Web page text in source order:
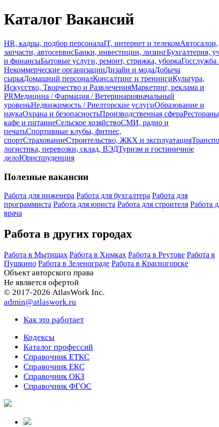
Каталог Вакансий
HR, кадры, подбор персоналаIT, интернет и телекомАвтосалон,
запчасти, автосервисБанки, инвестиции, лизингБухгалтерия,
и финансыБытовые услуги, ремонт, стрижка, уборкаГосслужба
Некоммерческие организацииДизайн и модаДобыча
сырьяДомашний персоналКонсалтинг и тренингиКультура,
Искусство, Творчество и РазвлеченияМаркетинг, реклама и
PRМедицина / Фармация / Ветеринарияначальный
уровеньНедвижимость / Риелторские услугиОбразование и
наукаОхрана и безопасностьПроизводственная сфера
кафе и питаниеСельское хозяйствоСМИ, радио и
печатьСпортивные клубы, фитнес,
спортСтрахованиеСтроительство, ЖКХ и эксплуатация
логистика, перевозки, склад, ВЭДТуризм и гостиничное
делоЮриспруденция
Полезные вакансии
Работа для инженера Работа для бухгалтера Работа для
программиста Работа для юриста Работа для строителя Работа
врача
Работа в других городах
Работа в Мытищах Работа в Химках Работа в Реутове Работа в
Пушкино Работа в Зеленограде Работа в Красногорске
Объект авторского права
Не является офертой
© 2017-2026 AtlasWork Inc.
admin@atlaswork.ru
Как это работает
Кодексы
Каталог профессий
Справочник ЕТКС
Справочник ЕКС
Справочник ОКЗ
Справочник ФГОС